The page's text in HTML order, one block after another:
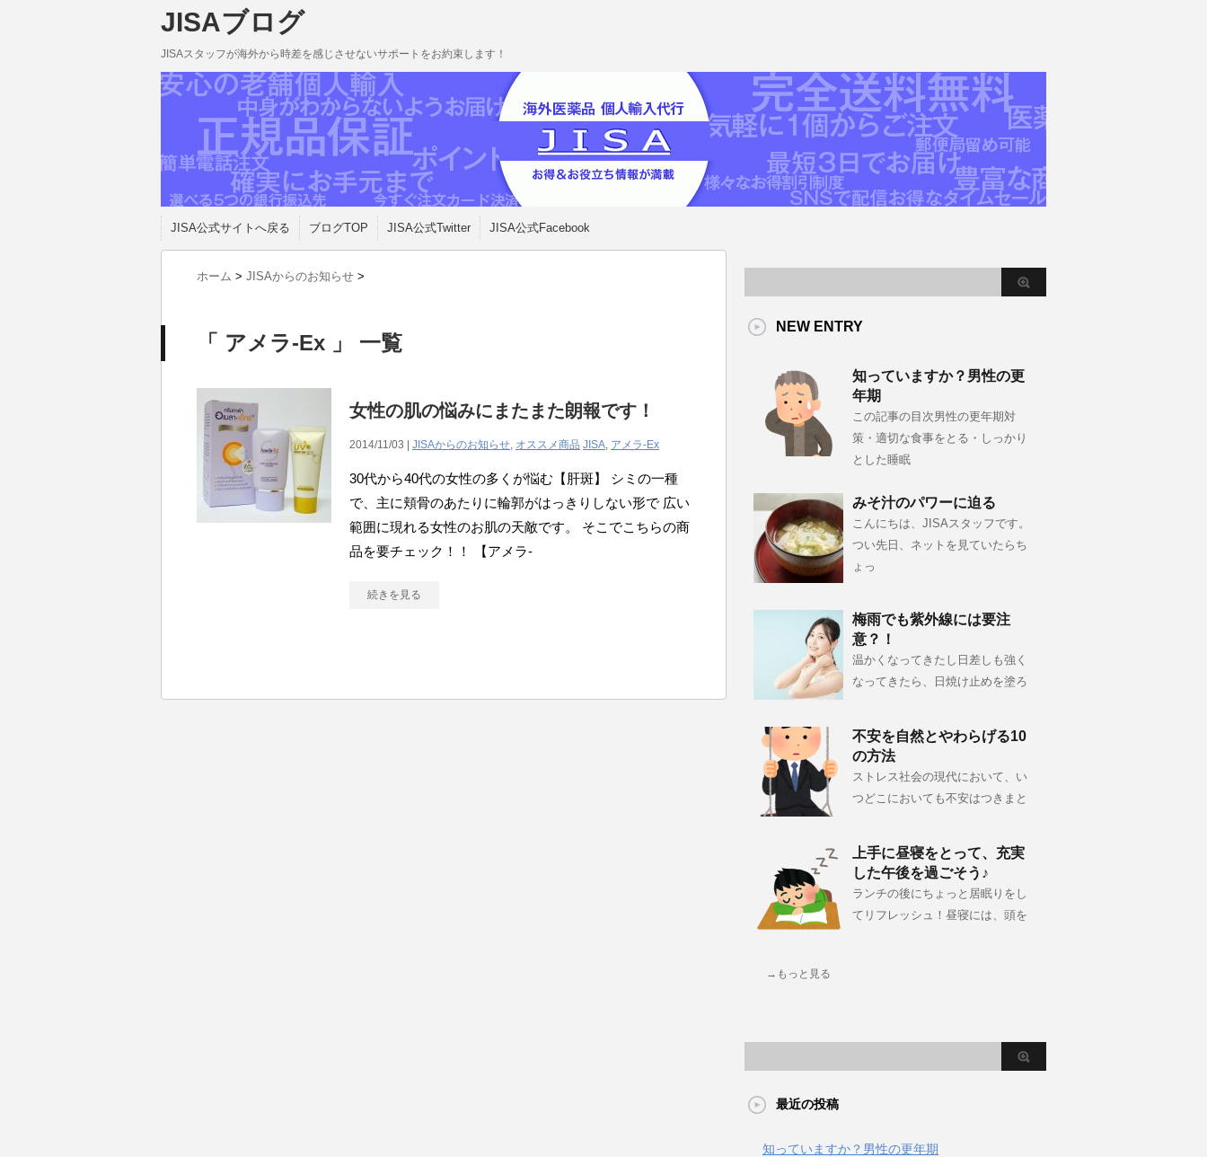
JISAブログ
JISAスタッフが海外から時差を感じさせないサポートをお約束します！
JISA公式サイトへ戻る ブログTOP JISA公式Twitter JISA公式Facebook
ホーム > JISAからのお知らせ >
「 アメラ-Ex 」 一覧
女性の肌の悩みにまたまた朗報です！
2014/11/03 | JISAからのお知らせ, オススメ商品 JISA, アメラ-Ex
30代から40代の女性の多くが悩む【肝斑】 シミの一種
で、主に頬骨のあたりに輪郭がはっきりしない形で 広い
範囲に現れる女性のお肌の天敵です。 そこでこちらの商
品を要チェック！！ 【アメラ-
続きを見る
NEW ENTRY
知っていますか？男性の更
年期
この記事の目次男性の更年期対
策・適切な食事をとる・しっかり
とした睡眠
みそ汁のパワーに迫る
こんにちは、JISAスタッフです。
つい先日、ネットを見ていたらち
ょっ
梅雨でも紫外線には要注
意？！
温かくなってきたし日差しも強く
なってきたら、日焼け止めを塗ろ
不安を自然とやわらげる10
の方法
ストレス社会の現代において、い
つどこにおいても不安はつきまと
上手に昼寝をとって、充実
した午後を過ごそう♪
ランチの後にちょっと居眠りをし
てリフレッシュ！昼寝には、頭を
→もっと見る
最近の投稿
知っていますか？男性の更年期